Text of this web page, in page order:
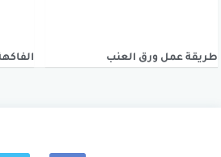
طريقة عمل ورق العنب